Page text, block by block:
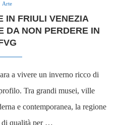
Arte
IN FRIULI VENEZIA
DA NON PERDERE IN
a vivere un inverno ricco di
Tra grandi musei, ville
e contemporanea, la regione
di qualità per …